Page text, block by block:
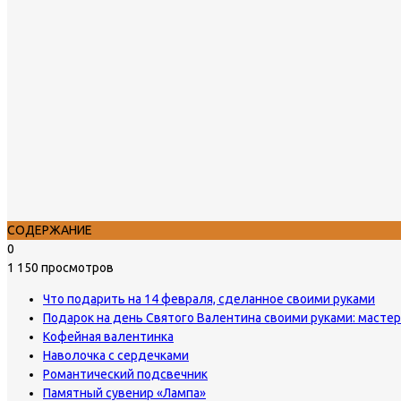
СОДЕРЖАНИЕ
0
1 150 просмотров
Что подарить на 14 февраля, сделанное своими руками
Подарок на день Святого Валентина своими руками:
Кофейная валентинка
Наволочка с сердечками
Романтический подсвечник
Памятный сувенир «Лампа»